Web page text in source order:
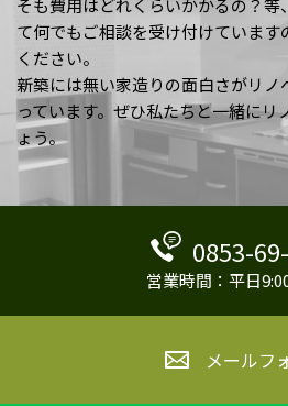
そも費用はどれくらいかかるの？
て何でもご相談を受け付けていま
ください。
新築には無い家造りの面白さがリノ
っています。ぜひ私たちと一緒に
ょう。
0853-
営業時間：平日
メールフ